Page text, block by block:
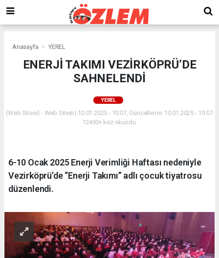
Anasayfa YEREL
ENERJİ TAKIMI VEZİRKÖPRÜ’DE
SAHNELENDİ
YEREL
(Web Sitesi) - Web Sitesi | 10.01.2025 - 10:07, Güncelleme: 10.01.2025 - 10:07
12490+ kez okundu.
6-10 Ocak 2025 Enerji Verimliği Haftası nedeniyle
Vezirköprü’de “Enerji Takımı” adlı çocuk tiyatrosu
düzenlendi.